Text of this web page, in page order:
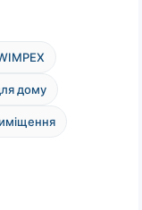
дому